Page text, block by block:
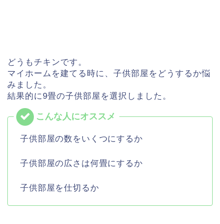
どうもチキンです。
マイホームを建てる時に、子供部屋をどうするか悩
みました。
結果的に9畳の子供部屋を選択しました。
子供部屋の数をいくつにするか
子供部屋の広さは何畳にするか
子供部屋を仕切るか